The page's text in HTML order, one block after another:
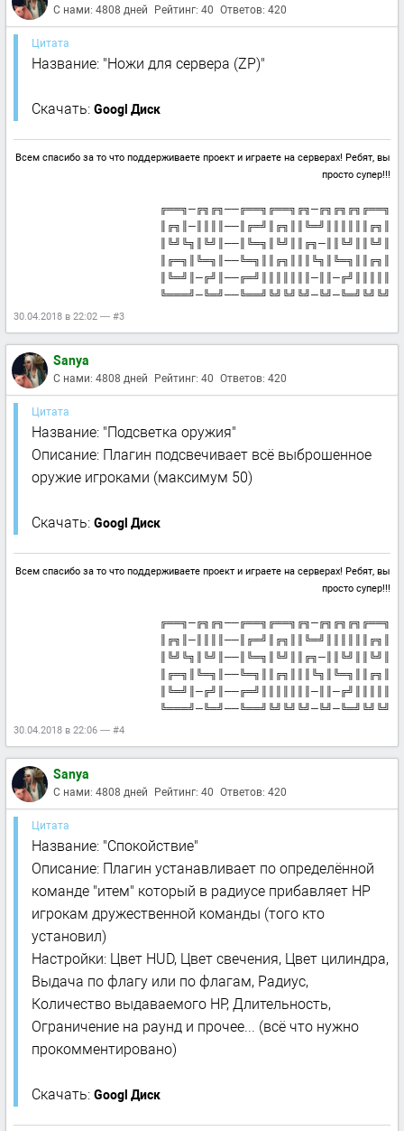
С нами: 4808 дней Рейтинг: 40 Ответов: 420
Цитата
Название: "Ножи для сервера (ZP)"
Скачать: Googl Диск
Всем спасибо за то что поддерживаете проект и играете на серверах! Ребят, вы
просто супер!!!
╔══╗─╔╗╔╗──╔══╗╔══╗╔╗─╔╗╔╗╔╗╔══╗
║╔╗║─║║║║──║╔═╝║╔╗║║╚═╝║║║║║║╔╗║
║╚╝╚╗║╚╝║──║╚═╗║╚╝║║╔╗─║║╚╝║║╚╝║
║╔═╗║╚═╗║──╚═╗║║╔╗║║║╚╗║╚═╗║║╔╗║
║╚═╝║─╔╝║──╔═╝║║║║║║║─║║─╔╝║║║║║
╚═══╝─╚═╝──╚══╝╚╝╚╝╚╝─╚╝─╚═╝╚╝╚╝
30.04.2018 в 22:02 — #3
Sanya
С нами: 4808 дней Рейтинг: 40 Ответов: 420
Цитата
Название: "Подсветка оружия"
Описание: Плагин подсвечивает всё выброшенное
оружие игроками (максимум 50)
Скачать: Googl Диск
Всем спасибо за то что поддерживаете проект и играете на серверах! Ребят, вы
просто супер!!!
╔══╗─╔╗╔╗──╔══╗╔══╗╔╗─╔╗╔╗╔╗╔══╗
║╔╗║─║║║║──║╔═╝║╔╗║║╚═╝║║║║║║╔╗║
║╚╝╚╗║╚╝║──║╚═╗║╚╝║║╔╗─║║╚╝║║╚╝║
║╔═╗║╚═╗║──╚═╗║║╔╗║║║╚╗║╚═╗║║╔╗║
║╚═╝║─╔╝║──╔═╝║║║║║║║─║║─╔╝║║║║║
╚═══╝─╚═╝──╚══╝╚╝╚╝╚╝─╚╝─╚═╝╚╝╚╝
30.04.2018 в 22:06 — #4
Sanya
С нами: 4808 дней Рейтинг: 40 Ответов: 420
Цитата
Название: "Спокойствие"
Описание: Плагин устанавливает по определённой
команде "итем" который в радиусе прибавляет HP
игрокам дружественной команды (того кто
установил)
Настройки: Цвет HUD, Цвет свечения, Цвет цилиндра,
Выдача по флагу или по флагам, Радиус,
Количество выдаваемого HP, Длительность,
Ограничение на раунд и прочее... (всё что нужно
прокомментировано)
Скачать: Googl Диск